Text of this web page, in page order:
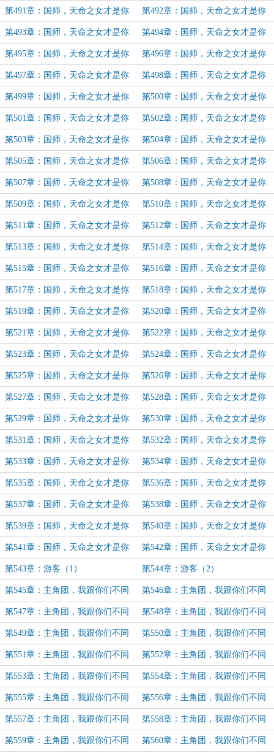
官配（24） 官配（25）
第491章：国师，天命之女才是你
官配（26）
第492章：国师，天命之女才是你
官配（27）
第493章：国师，天命之女才是你
官配（28）
第494章：国师，天命之女才是你
官配（29）
第495章：国师，天命之女才是你
官配（30）
第496章：国师，天命之女才是你
官配（31）
第497章：国师，天命之女才是你
官配（32）
第498章：国师，天命之女才是你
官配（33）
第499章：国师，天命之女才是你
官配（34）
第500章：国师，天命之女才是你
官配（35）
第501章：国师，天命之女才是你
官配（36）
第502章：国师，天命之女才是你
官配（37）
第503章：国师，天命之女才是你
官配（37）
第504章：国师，天命之女才是你
官配（38）
第505章：国师，天命之女才是你
官配（39）
第506章：国师，天命之女才是你
官配（40）
第507章：国师，天命之女才是你
官配（41）
第508章：国师，天命之女才是你
官配（42）
第509章：国师，天命之女才是你
官配（43）
第510章：国师，天命之女才是你
官配（44）
第511章：国师，天命之女才是你
官配（45）
第512章：国师，天命之女才是你
官配（46）
第513章：国师，天命之女才是你
官配（47）
第514章：国师，天命之女才是你
官配（48）
第515章：国师，天命之女才是你
官配（49）
第516章：国师，天命之女才是你
官配（50）
第517章：国师，天命之女才是你
官配（51）
第518章：国师，天命之女才是你
官配（52）
第519章：国师，天命之女才是你
官配（53）
第520章：国师，天命之女才是你
官配（54）
第521章：国师，天命之女才是你
官配（55）
第522章：国师，天命之女才是你
官配（56）
第523章：国师，天命之女才是你
官配（57）
第524章：国师，天命之女才是你
官配（58）
第525章：国师，天命之女才是你
官配（59）
第526章：国师，天命之女才是你
官配（60）
第527章：国师，天命之女才是你
官配（61）
第528章：国师，天命之女才是你
官配（62）
第529章：国师，天命之女才是你
官配（63）
第530章：国师，天命之女才是你
官配（64）
第531章：国师，天命之女才是你
官配（65）
第532章：国师，天命之女才是你
官配（66）
第533章：国师，天命之女才是你
官配（67）
第534章：国师，天命之女才是你
官配（68）
第535章：国师，天命之女才是你
官配（69）
第536章：国师，天命之女才是你
官配（70）
第537章：国师，天命之女才是你
官配（71）
第538章：国师，天命之女才是你
官配（72）
第539章：国师，天命之女才是你
官配（73）
第540章：国师，天命之女才是你
官配（75）
第541章：国师，天命之女才是你
官配（76）
第542章：国师，天命之女才是你
官配（完）
第543章：游客（1） 第544章：游客（2）
第545章：主角团，我跟你们不同
路（1）
第546章：主角团，我跟你们不同
路（2）
第547章：主角团，我跟你们不同
路（3）
第548章：主角团，我跟你们不同
路（4）
第549章：主角团，我跟你们不同
路（5）
第550章：主角团，我跟你们不同
路（6）
第551章：主角团，我跟你们不同
路（7）
第552章：主角团，我跟你们不同
路（8）
第553章：主角团，我跟你们不同
路（9）
第554章：主角团，我跟你们不同
路（10）
第555章：主角团，我跟你们不同
路（11）
第556章：主角团，我跟你们不同
路（12）
第557章：主角团，我跟你们不同
路（13）
第558章：主角团，我跟你们不同
路（14）
第559章：主角团，我跟你们不同 第560章：主角团，我跟你们不同